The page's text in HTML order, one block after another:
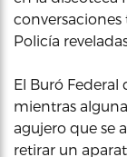
Policía
El Buró
mientras
agujero que se
retirar un